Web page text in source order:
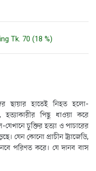
Tk. 70 (18 %)
ছায়ার হাতেই নিহত হলো-
হত্যাকারীর পিছু ধাওয়া করে
চুক্তির হত্যা ও পাচারের
যেন কোনো প্রাচীন ট্র্যাজেডি,
পরিণত করে। যে দানব বাস